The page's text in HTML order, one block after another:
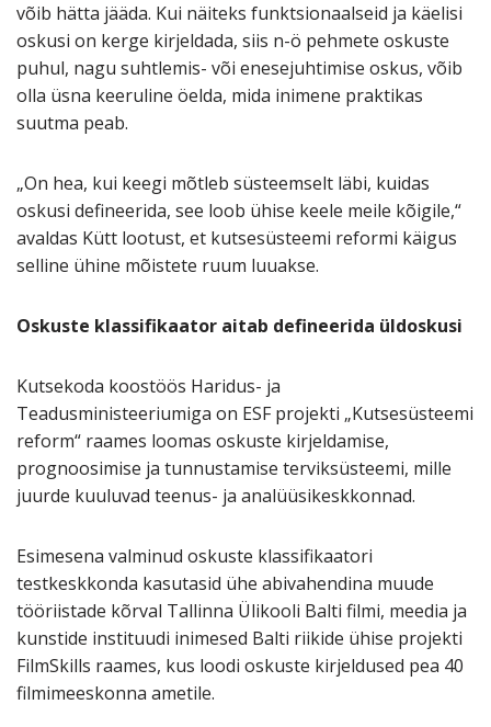
võib hätta jääda. Kui näiteks funktsionaalseid ja käelisi
oskusi on kerge kirjeldada, siis n-ö pehmete oskuste
puhul, nagu suhtlemis- või enesejuhtimise oskus, võib
olla üsna keeruline öelda, mida inimene praktikas
suutma peab.
„On hea, kui keegi mõtleb süsteemselt läbi, kuidas
oskusi defineerida, see loob ühise keele meile kõigile,“
avaldas Kütt lootust, et kutsesüsteemi reformi käigus
selline ühine mõistete ruum luuakse.
Oskuste klassifikaator aitab defineerida üldoskusi
Kutsekoda koostöös Haridus- ja
Teadusministeeriumiga on ESF projekti „Kutsesüsteemi
reform“ raames loomas oskuste kirjeldamise,
prognoosimise ja tunnustamise terviksüsteemi, mille
juurde kuuluvad teenus- ja analüüsikeskkonnad.
Esimesena valminud oskuste klassifikaatori
testkeskkonda kasutasid ühe abivahendina muude
tööriistade kõrval Tallinna Ülikooli Balti filmi, meedia ja
kunstide instituudi inimesed Balti riikide ühise projekti
FilmSkills raames, kus loodi oskuste kirjeldused pea 40
filmimeeskonna ametile.